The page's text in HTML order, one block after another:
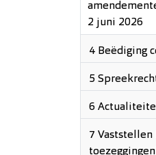
2 juni 2026
4 Beëdiging
5
6
7